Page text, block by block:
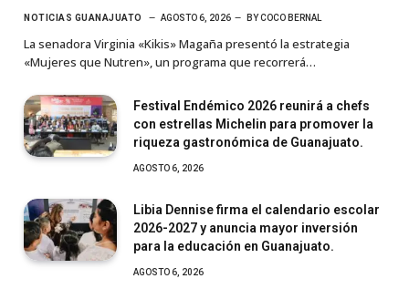
NOTICIAS GUANAJUATO AGOSTO 6, 2026 BY COCO BERNAL
La senadora Virginia «Kikis» Magaña presentó la estrategia
«Mujeres que Nutren», un programa que recorrerá…
Festival Endémico 2026 reunirá a chefs
con estrellas Michelin para promover la
riqueza gastronómica de Guanajuato.
AGOSTO 6, 2026
Libia Dennise firma el calendario escolar
2026-2027 y anuncia mayor inversión
para la educación en Guanajuato.
AGOSTO 6, 2026